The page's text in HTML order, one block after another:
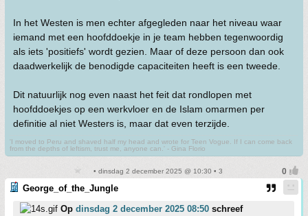
In het Westen is men echter afgegleden naar het niveau waar
iemand met een hoofddoekje in je team hebben tegenwoordig
als iets 'positiefs' wordt gezien. Maar of deze persoon dan ook
daadwerkelijk de benodigde capaciteiten heeft is een tweede.
Dit natuurlijk nog even naast het feit dat rondlopen met
hoofddoekjes op een werkvloer en de Islam omarmen per
definitie al niet Westers is, maar dat even terzijde.
'I moved to Peru and shaved half my head and wrote for Teen Vogue. If I can come back
from the depths of leftism, trust me, anyone can.' - Gina Florio
• dinsdag 2 december 2025 @ 10:30 • 3
George_of_the_Jungle
Op dinsdag 2 december 2025 08:50 schreef